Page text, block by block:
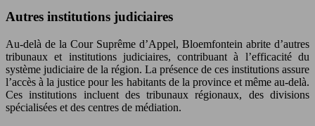
Autres institutions judiciaires
Au-delà de la Cour Suprême d’Appel, Bloemfontein abrite d’autres
tribunaux et institutions judiciaires, contribuant à l’efficacité du
système judiciaire de la région. La présence de ces institutions assure
l’accès à la justice pour les habitants de la province et même au-delà.
Ces institutions incluent des tribunaux régionaux, des divisions
spécialisées et des centres de médiation.